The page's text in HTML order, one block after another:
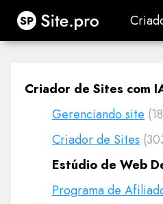
Site.pro
Criador de Sites com
Gerenciando site
Criador de Sites
Estúdio de Web
Programa de